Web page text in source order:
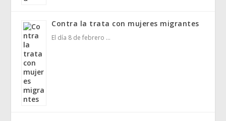
Contra la trata con mujeres migrantes
El día 8 de febrero …